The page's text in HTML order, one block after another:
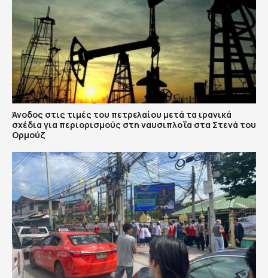
Άνοδος στις τιμές του πετρελαίου μετά τα ιρανικά
σχέδια για περιορισμούς στη ναυσιπλοΐα στα Στενά του
Ορμούζ